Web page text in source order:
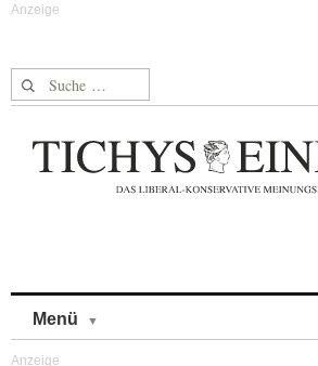
Suche nach:
Menü